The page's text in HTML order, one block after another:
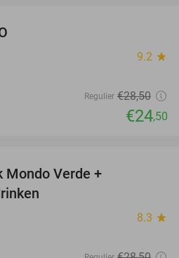
9.2 star
Regulier €28,50
€24,50
Mondo Verde +
8.3 star